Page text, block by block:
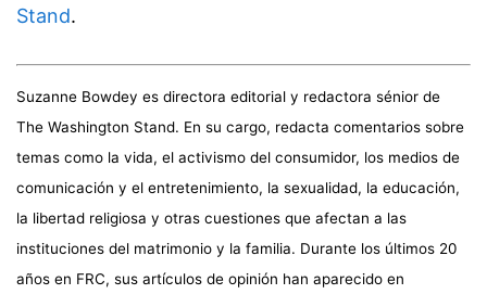
Stand.
Suzanne Bowdey es directora editorial y redactora sénior de
The Washington Stand. En su cargo, redacta comentarios sobre
temas como la vida, el activismo del consumidor, los medios de
comunicación y el entretenimiento, la sexualidad, la educación,
la libertad religiosa y otras cuestiones que afectan a las
instituciones del matrimonio y la familia. Durante los últimos 20
años en FRC, sus artículos de opinión han aparecido en